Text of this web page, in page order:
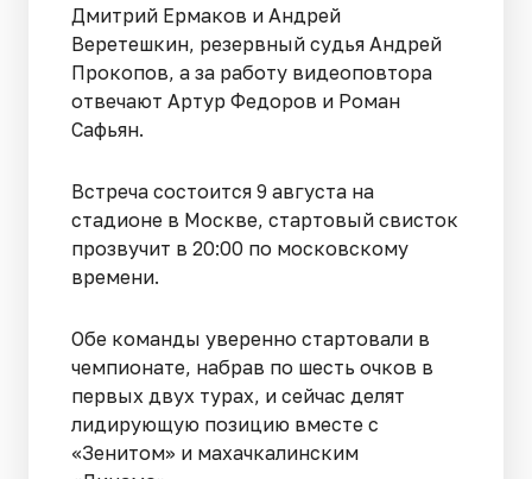
Дмитрий Ермаков и Андрей
Веретешкин, резервный судья Андрей
Прокопов, а за работу видеоповтора
отвечают Артур Федоров и Роман
Сафьян.
Встреча состоится 9 августа на
стадионе в Москве, стартовый свисток
прозвучит в 20:00 по московскому
времени.
Обе команды уверенно стартовали в
чемпионате, набрав по шесть очков в
первых двух турах, и сейчас делят
лидирующую позицию вместе с
«Зенитом» и махачкалинским